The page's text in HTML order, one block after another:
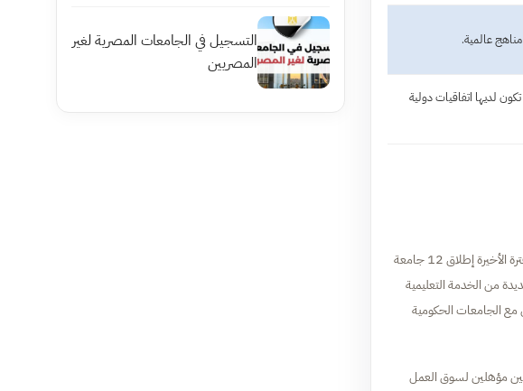
عالمية.
تكون لديها اتفاقيات دولية
تولي الدولة المصرية اهتمامًا كبيرًا بتطوير منظومة التعليم العالي، وتعتبر الجامعات الأهلية جزءًا أساسيًا من هذه الاستراتيجية. فقد شهدت الفترة الأخيرة إطلاق 12 جامعة
إلى تقديم مستويات جديدة من الخدمة التعليمية
مع الجامعات الحكومية
مؤهلين لسوق العمل
التسجيل في الجامعات المصرية لغير
المصريين